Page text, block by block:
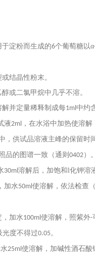
于淀粉而生成的6个葡萄糖以α
结晶性粉末。
或二氯甲烷中几乎不溶。
并定量稀释制成每1ml中约
液2ml ，在水浴中加热使溶
，供试品溶液主峰的保留时
品的图谱一致（通则0402）。
30ml溶解后，加饱和l化钾溶
，加水50ml使溶解，依法检查
，加水100ml使溶解，照紫外-
光度不得过0.05。
25ml使溶解，加碱性酒石酸